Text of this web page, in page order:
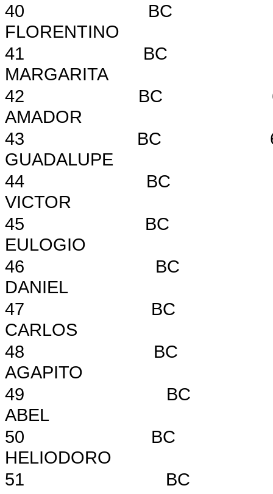
40 BC
FLORENTINO
41 BC
MARGARITA
42 BC
AMADOR
43 BC
GUADALUPE
44 BC
VICTOR
45 BC
EULOGIO
46 BC
DANIEL
47 BC
CARLOS
48 BC
AGAPITO
49 BC
ABEL
50 BC
HELIODORO
51 BC